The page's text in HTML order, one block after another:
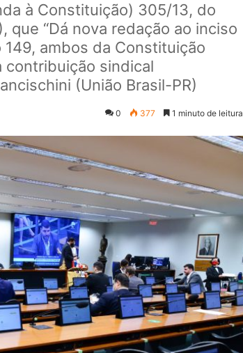
à Constituição) 305/13, do
“Dá nova redação ao inciso
ambos da Constituição
contribuição sindical
(União Brasil-PR)
0 377 1 minuto de leitura